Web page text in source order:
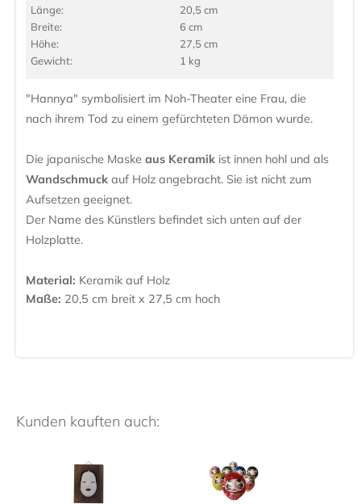
Länge:
20,5 cm
Breite:
6 cm
Höhe:
27,5 cm
Gewicht:
1 kg
"Hannya" symbolisiert im Noh-Theater eine Frau, die
nach ihrem Tod zu einem gefürchteten Dämon wurde.
Die japanische Maskeaus Keramik ist innen hohl und als
Wandschmuck auf Holz angebracht. Sie ist nicht zum
Aufsetzen geeignet.
Der Name des Künstlers befindet sich unten auf der
Holzplatte.
Material: Keramik auf Holz
Maße: 20,5 cm breit x 27,5 cm hoch
Kunden kauften auch: